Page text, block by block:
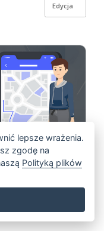
Edycja
lepsze wrażenia.
zgodę na
Polityką plików